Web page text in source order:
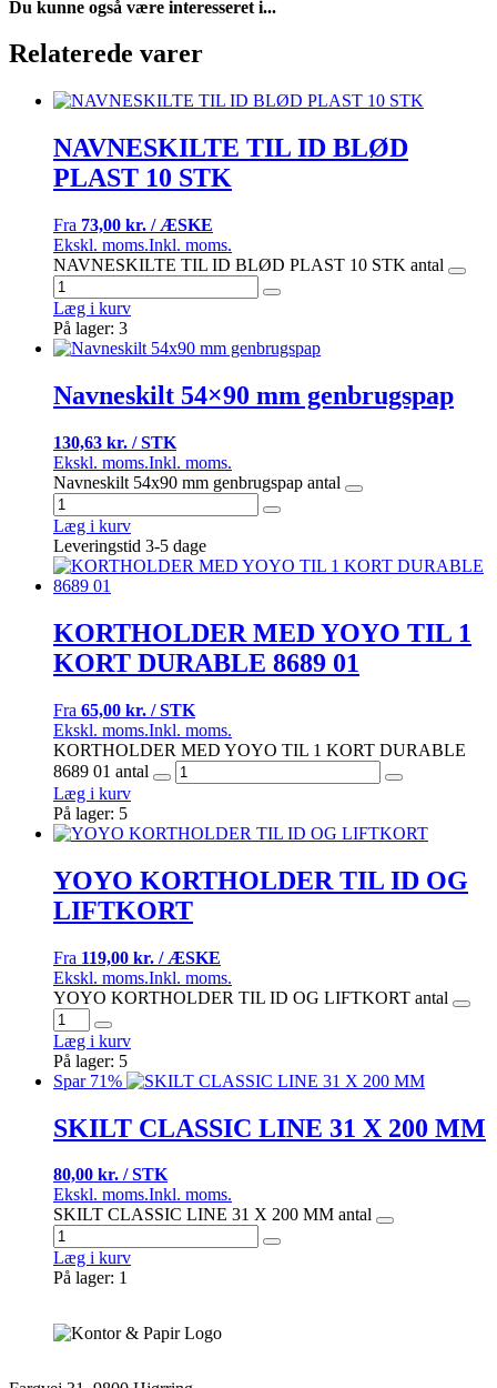
Du kunne også være interesseret i...
Relaterede varer
NAVNESKILTE TIL ID BLØD
PLAST 10 STK
Fra 73,00 kr. / ÆSKE
Ekskl. moms.Inkl. moms.
NAVNESKILTE TIL ID BLØD PLAST 10 STK antal
Læg i kurv
På lager: 3
Navneskilt 54×90 mm genbrugspap
130,63 kr. / STK
Ekskl. moms.Inkl. moms.
Navneskilt 54x90 mm genbrugspap antal
Læg i kurv
Leveringstid 3-5 dage
KORTHOLDER MED YOYO TIL 1
KORT DURABLE 8689 01
Fra 65,00 kr. / STK
Ekskl. moms.Inkl. moms.
KORTHOLDER MED YOYO TIL 1 KORT DURABLE
8689 01 antal
Læg i kurv
På lager: 5
YOYO KORTHOLDER TIL ID OG
LIFTKORT
Fra 119,00 kr. / ÆSKE
Ekskl. moms.Inkl. moms.
YOYO KORTHOLDER TIL ID OG LIFTKORT antal
Læg i kurv
På lager: 5
Spar 71%
SKILT CLASSIC LINE 31 X 200 MM
80,00 kr. / STK
Ekskl. moms.Inkl. moms.
SKILT CLASSIC LINE 31 X 200 MM antal
Læg i kurv
På lager: 1